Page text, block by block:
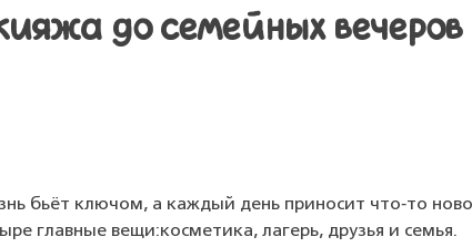
до семейных вечеров
бьёт ключом, а каждый день приносит что‑то
главные вещи:косметика, лагерь, друзья и семья.